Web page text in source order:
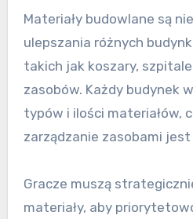
Materiały budowlane są
ulepszania różnych
takich jak koszary,
zasobów. Każdy budynek
typów i ilości materiałów,
zarządzanie zasobami
Gracze muszą
materiały, aby